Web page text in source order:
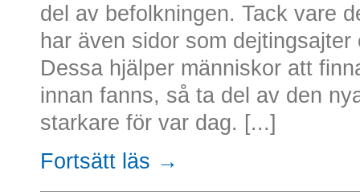
del av befolkningen. Tack vare
har även sidor som
Dessa hjälper människor att
innan fanns, så ta del av den
starkare för var dag. [...]
Fortsätt läs →